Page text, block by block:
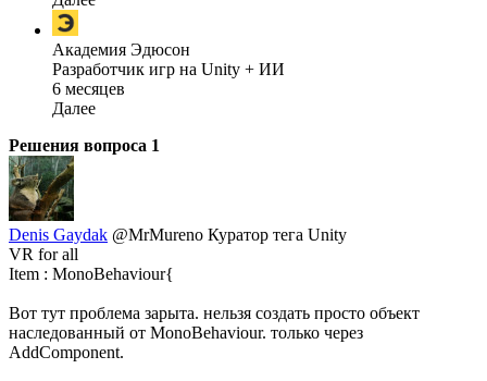
Академия Эдюсон
Разработчик игр на Unity + ИИ
6 месяцев
Далее
Решения вопроса 1
Denis Gaydak @MrMureno Куратор тега Unity
VR for all
Item : MonoBehaviour{
Вот тут проблема зарыта. нельзя создать просто объект
наследованный от MonoBehaviour. только через
AddComponent.